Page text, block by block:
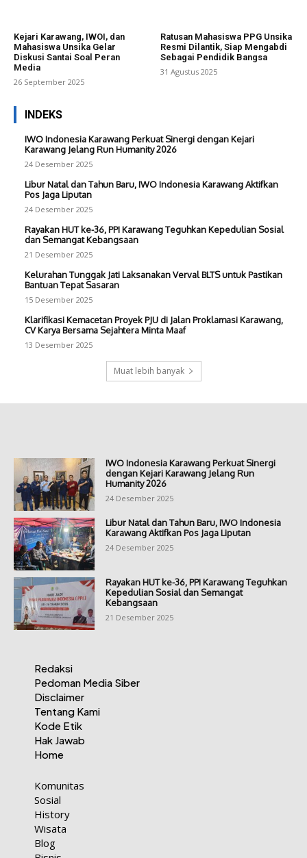
Kejari Karawang, IWOI, dan
Mahasiswa Unsika Gelar
Diskusi Santai Soal Peran
Media
26 September 2025
Ratusan Mahasiswa PPG Unsika
Resmi Dilantik, Siap Mengabdi
Sebagai Pendidik Bangsa
31 Agustus 2025
INDEKS
IWO Indonesia Karawang Perkuat Sinergi dengan Kejari
Karawang Jelang Run Humanity 2026
24 Desember 2025
Libur Natal dan Tahun Baru, IWO Indonesia Karawang Aktifkan
Pos Jaga Liputan
24 Desember 2025
Rayakan HUT ke-36, PPI Karawang Teguhkan Kepedulian Sosial
dan Semangat Kebangsaan
21 Desember 2025
Kelurahan Tunggak Jati Laksanakan Verval BLTS untuk Pastikan
Bantuan Tepat Sasaran
15 Desember 2025
Klarifikasi Kemacetan Proyek PJU di Jalan Proklamasi Karawang,
CV Karya Bersama Sejahtera Minta Maaf
13 Desember 2025
Muat lebih banyak
IWO Indonesia Karawang Perkuat Sinergi
dengan Kejari Karawang Jelang Run
Humanity 2026
24 Desember 2025
Libur Natal dan Tahun Baru, IWO Indonesia
Karawang Aktifkan Pos Jaga Liputan
24 Desember 2025
Rayakan HUT ke-36, PPI Karawang Teguhkan
Kepedulian Sosial dan Semangat
Kebangsaan
21 Desember 2025
Redaksi
Pedoman Media Siber
Disclaimer
Tentang Kami
Kode Etik
Hak Jawab
Home
Komunitas
Sosial
History
Wisata
Blog